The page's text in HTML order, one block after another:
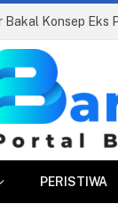
PERISTIWA